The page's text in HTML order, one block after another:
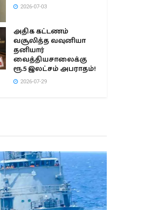
2026-07-03
அதிக கட்டணம்
வசூலித்த வவுனியா
தனியார்
வைத்தியசாலைக்கு
ரூ.5 இலட்சம் அபராதம்!
2026-07-29